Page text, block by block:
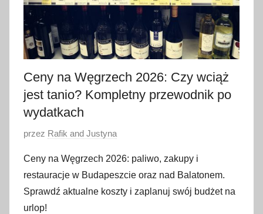
Ceny na Węgrzech 2026: Czy wciąż
jest tanio? Kompletny przewodnik po
wydatkach
O
u
b
l
i
przez Rafik and Justyna
Ceny na Węgrzech 2026: paliwo, zakupy i
restauracje w Budapeszcie oraz nad Balatonem.
Sprawdź aktualne koszty i zaplanuj swój budżet na
urlop!